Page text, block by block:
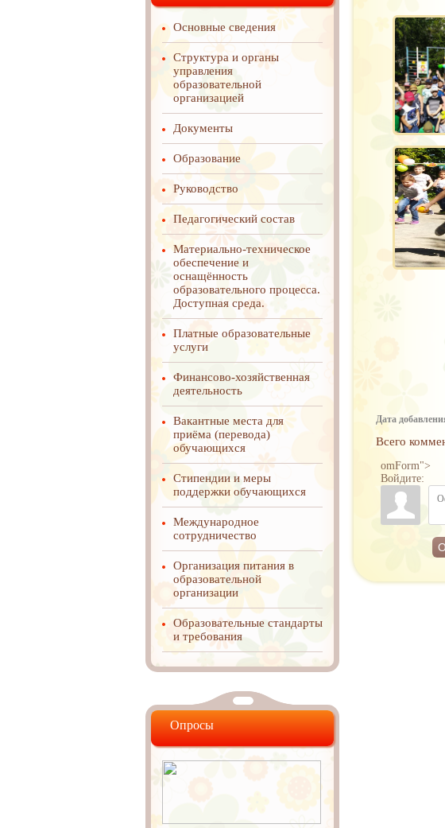
Дата
Всего
omForm">
Войдите:
Основные сведения
Структура и органы
управления
образовательной
организацией
Документы
Образование
Руководство
Педагогический состав
Материально-техническое
обеспечение и
оснащённость
образовательного процесса.
Доступная среда.
Платные образовательные
услуги
Финансово-хозяйственная
деятельность
Вакантные места для
приёма (перевода)
обучающихся
Стипендии и меры
поддержки обучающихся
Международное
cотрудничество
Организация питания в
образовательной
организации
Образовательные стандарты
и требования
Опросы